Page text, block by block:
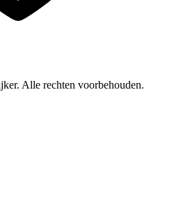
Alle rechten voorbehouden.